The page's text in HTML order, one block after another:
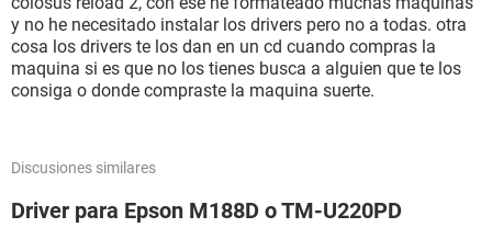
y no he necesitado instalar los drivers pero no a todas. otra
cosa los drivers te los dan en un cd cuando compras la
maquina si es que no los tienes busca a alguien que te los
consiga o donde compraste la maquina suerte.
Discusiones similares
Driver para Epson M188D o TM-U220PD